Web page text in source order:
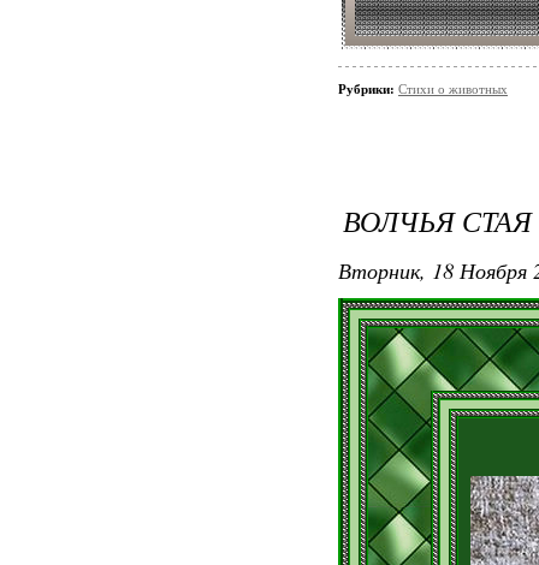
Рубрики: Стихи о животных
ВОЛЧЬЯ СТАЯ
Вторник, 18 Ноября